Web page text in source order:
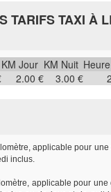
TARIFS TAXI À
KM Jour KM Nuit
2.00 € 3.00 €
applicable pour
inclus.
applicable pour